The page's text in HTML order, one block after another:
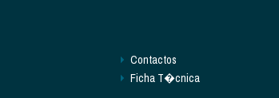
Contactos
Ficha T�cnica